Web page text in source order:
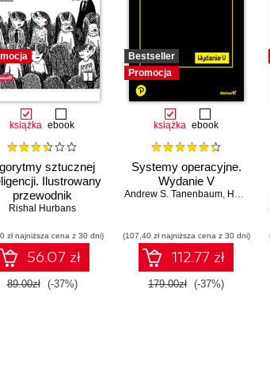
książka ebook
sztucznej
Ilustrowany
przewodnik
Rishal Hurbans
zł najniższa cena z 30 dni)
56.07 zł
89.00zł (-37%)
Bestseller
Promocja
książka ebook
Systemy operacyjne.
Wydanie V
Andrew S. Tanenbaum, Herbert Bos
(107,40 zł najniższa cena z 30 dni)
112.77 zł
179.00zł (-37%)